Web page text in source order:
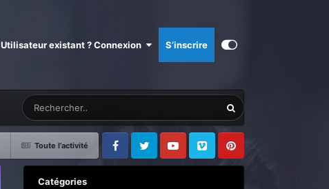
Utilisateur existant ? Connexion S’inscrire
Toute l’activité
FacebookTwitter Youtube Vimeo Pinterest
Catégories